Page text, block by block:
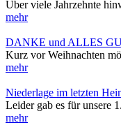
Über viele Jahrzehnte
mehr
DANKE und ALLES
Kurz vor Weihnachten
mehr
Niederlage im letzten
Leider gab es für unsere
mehr